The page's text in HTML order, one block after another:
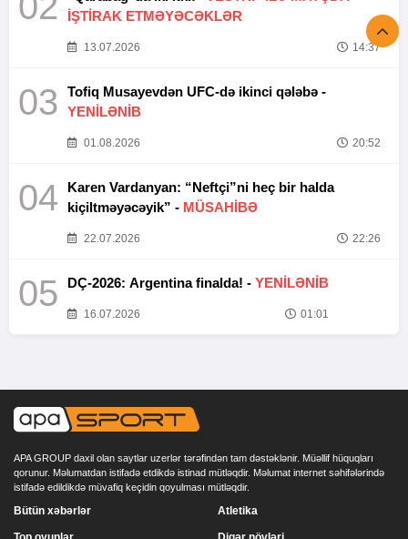
İŞTİRAK ETMƏYƏCƏKLƏR
13.07.2026 14:37
03
Tofiq Musayevdən UFC-də ikinci qələbə -
YENİLƏNİB
01.08.2026 20:52
04
Karen Vardanyan: “Neftçi”ni heç bir halda
kiçiltməyəcəyik” - MÜSAHİBƏ
22.07.2026 22:26
05 DÇ-2026: Argentina finalda! - YENİLƏNİB
16.07.2026 01:01
APA GROUP daxil olan saytlar uzerlər tərəfindən tam dəstəklənir. Müəllif hüquqları
qorunur. Məlumatdan istifadə etdikdə istinad mütləqdir. Məlumat internet səhifələrində
istifadə edildikdə müvafiq keçidin qoyulması mütləqdir.
Bütün xəbərlər Atletika